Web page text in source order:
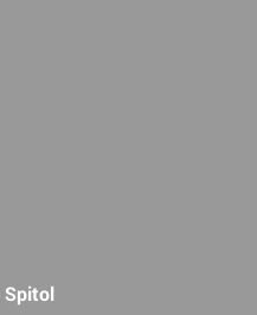
Spitol